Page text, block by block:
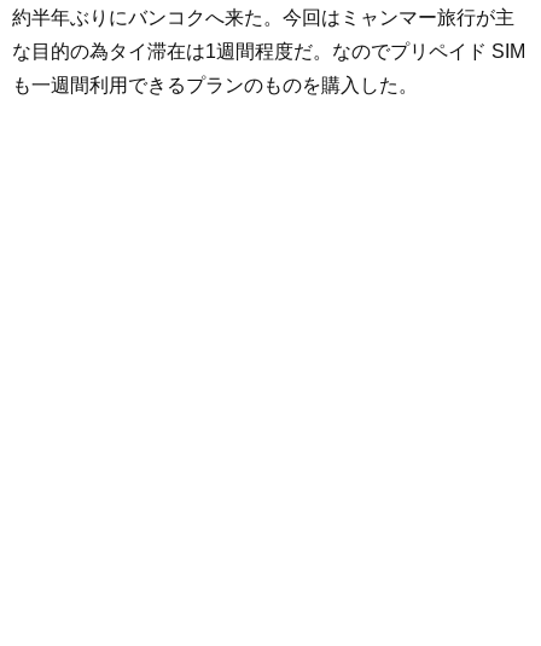
約半年ぶりにバンコクへ来た。今回はミャンマー旅行が主
な目的の為タイ滞在は1週間程度だ。なのでプリペイド SIM
も一週間利用できるプランのものを購入した。